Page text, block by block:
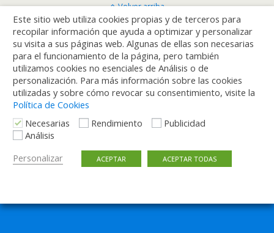
Volver arriba
Móvil Escritorio
Este sitio web utiliza cookies propias y de terceros para
recopilar información que ayuda a optimizar y personalizar
su visita a sus páginas web. Algunas de ellas son necesarias
para el funcionamiento de la página, pero también
utilizamos cookies no esenciales de Análisis o de
personalización. Para más información sobre las cookies
utilizadas y sobre cómo revocar su consentimiento, visite la
Política de Cookies
Necesarias
Rendimiento
Publicidad
Análisis
Personalizar
ACEPTAR ACEPTAR TODAS